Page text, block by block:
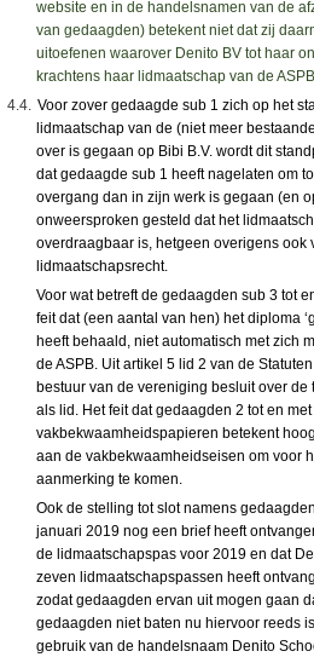
website en in de handelsnamen van de
van gedaagden) betekent niet dat zij
uitoefenen waarover Denito BV tot haar
krachtens haar lidmaatschap van de
4.4. Voor zover gedaagde sub 1 zich op het
lidmaatschap van de (niet meer
over is gegaan op Bibi B.V. wordt dit
dat gedaagde sub 1 heeft nagelaten om
overgang dan in zijn werk is gegaan (en
onweersproken gesteld dat het
overdraagbaar is, hetgeen overigens ook
lidmaatschapsrecht.
Voor wat betreft de gedaagden sub 3 tot
feit dat (een aantal van hen) het diploma
heeft behaald, niet automatisch met zich
de ASPB. Uit artikel 5 lid 2 van de
bestuur van de vereniging besluit over
als lid. Het feit dat gedaagden 2 tot en
vakbekwaamheidspapieren betekent
aan de vakbekwaamheidseisen om voor
aanmerking te komen.
Ook de stelling tot slot namens
januari 2019 nog een brief heeft
de lidmaatschapspas voor 2019 en dat
zeven lidmaatschapspassen heeft
zodat gedaagden ervan uit mogen gaan
gedaagden niet baten nu hiervoor reeds
gebruik van de handelsnaam Denito